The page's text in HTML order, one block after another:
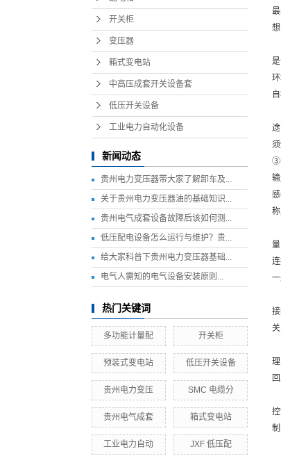
开关柜
变压器
箱式变电站
中高压成套开关设备套
低压开关设备
工业电力自动化设备
新闻动态
贵州电力变压器带大家了解卸车及...
关于贵州电力变压器油的基础知识...
贵州电气成套设备故障后该如何测...
低压配电设备怎么运行与维护？贵...
给大家科普下贵州电力变压器基础...
​电气人需知的电气设备安装原则...
热门关键词
多功能计量配 开关柜
预装式变电站 低压开关设备
贵州电力变压 SMC 电缆分
贵州电气成套 箱式变电站
工业电力自动 JXF 低压配
③